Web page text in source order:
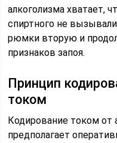
алкоголизма хватает,
спиртного не
рюмки вторую и
признаков запоя.
Принцип
током
Кодирование током от
предполагает